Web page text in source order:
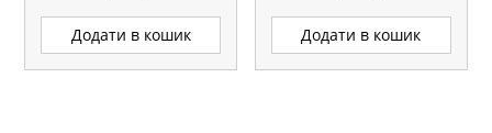
Додати в кошик Додати в кошик